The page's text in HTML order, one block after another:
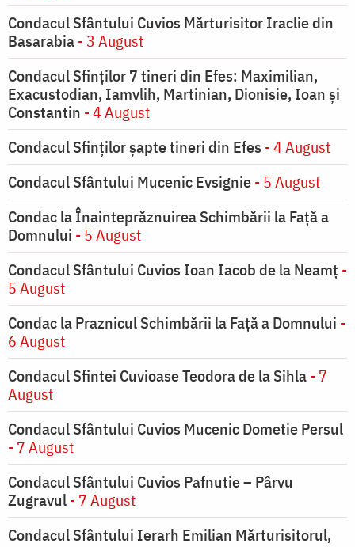
Condacul Sfântului Cuvios Mărturisitor Iraclie din
Basarabia- 3 August
Condacul Sfinţilor 7 tineri din Efes: Maximilian,
Exacustodian, Iamvlih, Martinian, Dionisie, Ioan şi
Constantin - 4 August
Condacul Sfinţilor şapte tineri din Efes - 4 August
Condacul Sfântului Mucenic Evsignie- 5 August
Condac la Înainteprăznuirea Schimbării la Faţă a
Domnului - 5 August
Condacul Sfântului Cuvios Ioan Iacob de la Neamț -
5 August
Condac la Praznicul Schimbării la Faţă a Domnului -
6 August
Condacul Sfintei Cuvioase Teodora de la Sihla- 7
August
Condacul Sfântului Cuvios Mucenic Dometie Persul
- 7 August
Condacul Sfântului Cuvios Pafnutie – Pârvu
Zugravul- 7 August
Condacul Sfântului Ierarh Emilian Mărturisitorul,